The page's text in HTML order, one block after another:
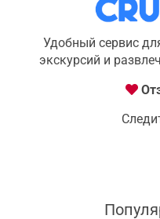
Удобный сервис
экскурсий и